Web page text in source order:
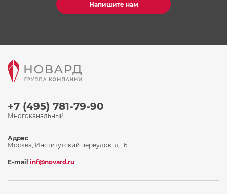
Напишите нам
+7 (495) 781-79-90
Многоканальный
Адрес
Москва, Институтский переулок, д. 16
E-mail inf@novard.ru